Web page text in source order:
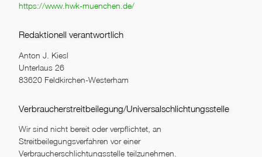
https://www.hwk-muenchen.de/
Redaktionell verantwortlich
Anton J. Kiesl
Unterlaus 26
83620 Feldkirchen-Westerham
Verbraucher­streit­beilegung/Universal­schlichtungs­stelle
Wir sind nicht bereit oder verpflichtet, an
Streitbeilegungsverfahren vor einer
Verbraucherschlichtungsstelle teilzunehmen.